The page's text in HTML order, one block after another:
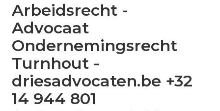
Arbeidsrecht -
Advocaat
Ondernemingsrecht
Turnhout -
driesadvocaten.be +32
14 944 801